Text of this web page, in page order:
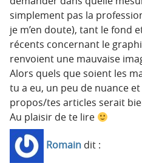
simplement pas la
je m’en doute), tant le fond
récents concernant le
renvoient une mauvaise
Alors quels que soient les
tu a eu, un peu de nuance
propos/tes articles serait
Au plaisir de te lire
Romain dit :